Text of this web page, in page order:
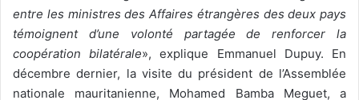
entre les ministres des Affaires étrangères des deux pays
témoignent d’une volonté partagée de renforcer la
coopération bilatérale», explique Emmanuel Dupuy. En
décembre dernier, la visite du président de l’Assemblée
nationale mauritanienne, Mohamed Bamba Meguet, a